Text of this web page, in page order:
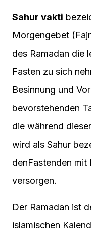
Sahur vakti
Morgengebet
des Ramadan die
Fasten zu sich
Besinnung und
bevorstehenden
die während
wird als Sahur
denFastenden mit
versorgen.
Der Ramadan ist
islamischen